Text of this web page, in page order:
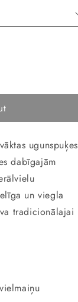
ugunspuķes
dabīgajām
un viegla
tradicionālajai